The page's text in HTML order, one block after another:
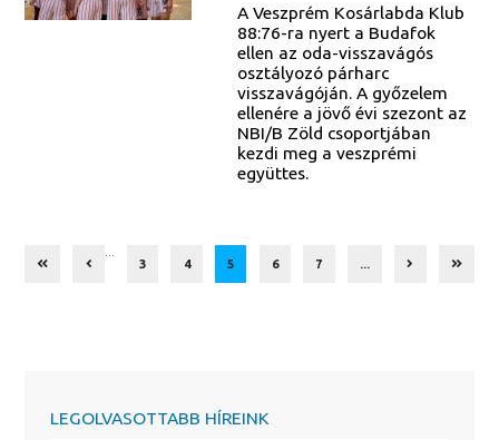
A Veszprém Kosárlabda Klub
88:76-ra nyert a Budafok
ellen az oda-visszavágós
osztályozó párharc
visszavágóján. A győzelem
ellenére a jövő évi szezont az
NBI/B Zöld csoportjában
kezdi meg a veszprémi
együttes.
3
4 5 6 7 ...
LEGOLVASOTTABB HÍREINK